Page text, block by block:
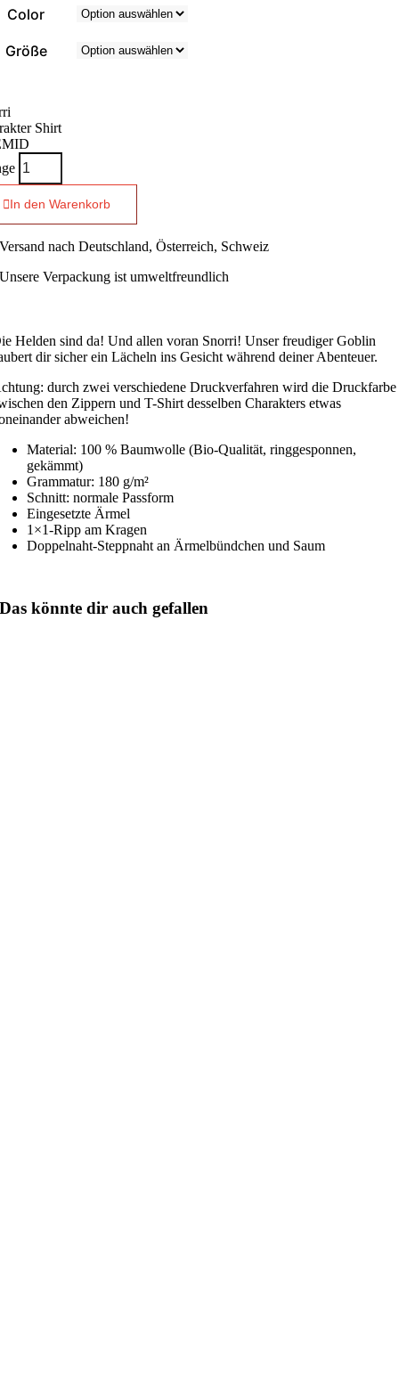
Color
Größe
Shirt
In den Warenkorb
Versand nach Deutschland, Österreich, Schweiz
Unsere Verpackung ist umweltfreundlich
Helden sind da! Und allen voran Snorri! Unser freudiger Goblin
dir sicher ein Lächeln ins Gesicht während deiner Abenteuer.
durch zwei verschiedene Druckverfahren wird die Druckfarbe
den Zippern und T-Shirt desselben Charakters etwas
abweichen!
Material: 100 % Baumwolle (Bio-Qualität, ringgesponnen,
gekämmt)
Grammatur: 180 g/m²
Schnitt: normale Passform
Eingesetzte Ärmel
1×1-Ripp am Kragen
Doppelnaht-Steppnaht an Ärmelbündchen und Saum
Das könnte dir auch gefallen